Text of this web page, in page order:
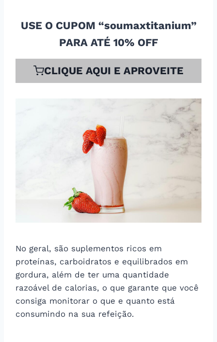
USE O CUPOM “soumaxtitanium”
PARA ATÉ 10% OFF
CLIQUE AQUI E APROVEITE
No geral, são suplementos ricos em
proteínas, carboidratos e equilibrados em
gordura, além de ter uma quantidade
razoável de calorias, o que garante que você
consiga monitorar o que e quanto está
consumindo na sua refeição.